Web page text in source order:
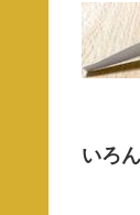
いろ